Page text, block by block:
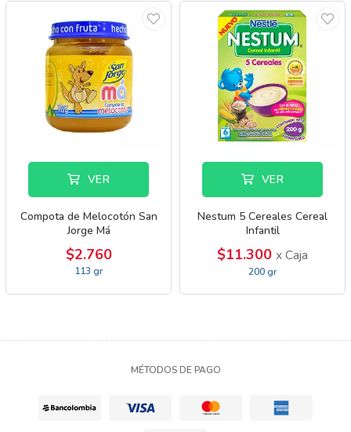
VER
Compota de Melocotón San
Jorge Má
$2.760
113 gr
VER
Nestum 5 Cereales Cereal
Infantil
$11.300 x Caja
200 gr
MÉTODOS DE PAGO